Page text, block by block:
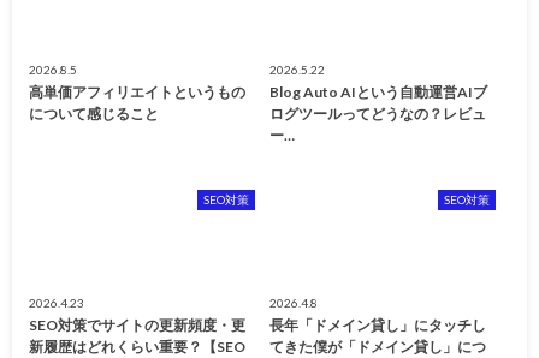
2026.8.5
高単価アフィリエイトというもの
について感じること
2026.5.22
Blog Auto AIという自動運営AIブ
ログツールってどうなの？レビュ
ー…
SEO対策
2026.4.23
SEO対策でサイトの更新頻度・更
新履歴はどれくらい重要？【SEO
SEO対策
2026.4.8
長年「ドメイン貸し」にタッチし
てきた僕が「ドメイン貸し」につ